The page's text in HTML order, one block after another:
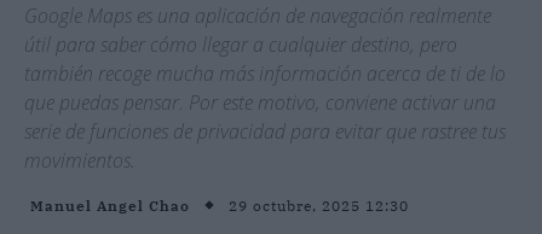
Google Maps es una aplicación de navegación realmente
útil para saber cómo llegar a cualquier destino, pero
también recoge mucha más información acerca de ti de lo
que puedas pensar. Por este motivo, conviene activar una
serie de funciones de privacidad para evitar que rastree tus
movimientos.
Manuel Angel Chao 29 octubre, 2025 12:30